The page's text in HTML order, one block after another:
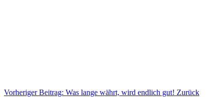
Vorheriger Beitrag: Was lange währt, wird endlich gut! Zurück